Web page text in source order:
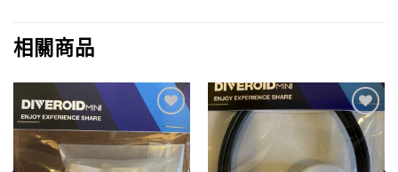
相關商品
加入
「願
望清
單」
加入
「願
望清
單」